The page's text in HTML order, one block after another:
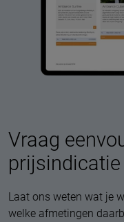
Vraag
prijsindicatie
Laat ons weten wat je
welke afmetingen